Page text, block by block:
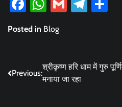
Posted in Blog
Post
Previous:
श्रीकृष्ण हरि धाम में गुरु
मनाया जा रहा